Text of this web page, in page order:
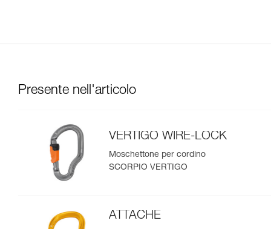
Presente nell'articolo
VERTIGO WIRE-LOCK
Moschettone per cordino
SCORPIO VERTIGO
ATTACHE